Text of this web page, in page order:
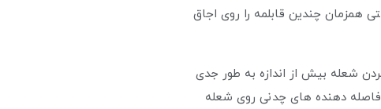
همزمان چندین قابلمه را روی اجاق
شعله بیش از اندازه به طور جدی
فاصله دهنده های چدنی روی شعله